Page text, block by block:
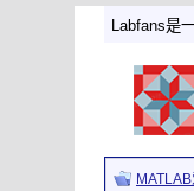
Labfans是